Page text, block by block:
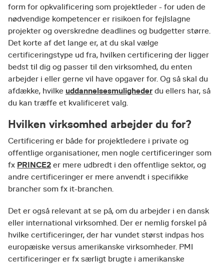
form for opkvalificering som projektleder - for uden de
nødvendige kompetencer er risikoen for fejlslagne
projekter og overskredne deadlines og budgetter større.
Det korte af det lange er, at du skal vælge
certificeringstype ud fra, hvilken certificering der ligger
bedst til dig og passer til den virksomhed, du enten
arbejder i eller gerne vil have opgaver for. Og så skal du
afdække, hvilke uddannelsesmuligheder du ellers har, så
du kan træffe et kvalificeret valg.
Hvilken virksomhed arbejder du for?
Certificering er både for projektledere i private og
offentlige organisationer, men nogle certificeringer som
fx PRINCE2 er mere udbredt i den offentlige sektor, og
andre certificeringer er mere anvendt i specifikke
brancher som fx it-branchen.
Det er også relevant at se på, om du arbejder i en dansk
eller international virksomhed. Der er nemlig forskel på
hvilke certificeringer, der har vundet størst indpas hos
europæiske versus amerikanske virksomheder. PMI
certificeringer er fx særligt brugte i amerikanske